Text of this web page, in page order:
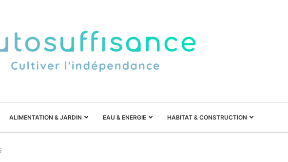
ALIMENTATION & JARDIN EAU & ENERGIE HABITAT & CONSTRUCTION